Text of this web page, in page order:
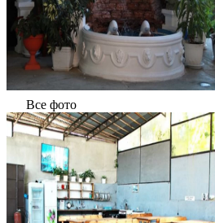
Все фото